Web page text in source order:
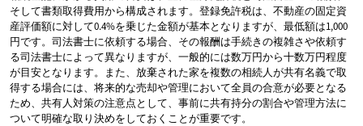
そして書類取得費用から構成されます。登録免許税は、不動産の固定資
産評価額に対して0.4%を乗じた金額が基本となりますが、最低額は1,000
円です。司法書士に依頼する場合、その報酬は手続きの複雑さや依頼す
る司法書士によって異なりますが、一般的には数万円から十数万円程度
が目安となります。また、放棄された家を複数の相続人が共有名義で取
得する場合には、将来的な売却や管理において全員の合意が必要となる
ため、共有人対策の注意点として、事前に共有持分の割合や管理方法に
ついて明確な取り決めをしておくことが重要です。